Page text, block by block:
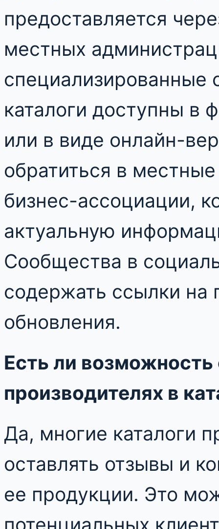
предоставляется
местных
специализированные
каталоги доступны в
или в виде онлайн-
обратиться в
бизнес-ассоциации,
актуальную
Сообщества в
содержать ссылки на
обновления.
Есть ли возможность
производителях в
Да, многие каталоги
оставлять отзывы и
ее продукции. Это